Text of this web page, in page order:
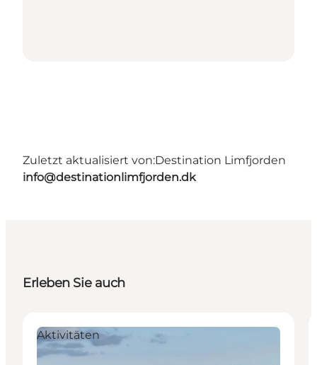
Zuletzt aktualisiert von:Destination Limfjorden
info@destinationlimfjorden.dk
Erleben Sie auch
Aktivitäten